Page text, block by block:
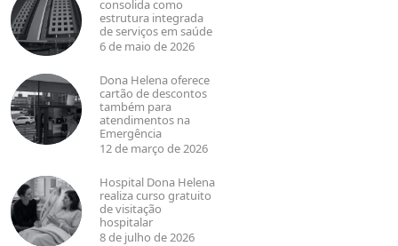
consolida como
estrutura integrada
de serviços em saúde
6 de maio de 2026
Dona Helena oferece
cartão de descontos
também para
atendimentos na
Emergência
12 de março de 2026
Hospital Dona Helena
realiza curso gratuito
de visitação
hospitalar
8 de julho de 2026